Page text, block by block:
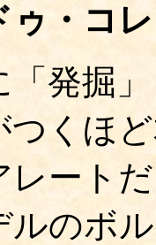
ゥ・コ
「発掘
つくほ
レート
ルのボ